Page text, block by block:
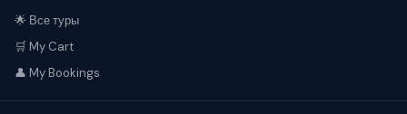
🌟 Все туры
🛒 My Cart
👤 My Bookings